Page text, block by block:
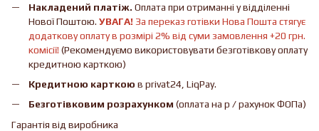
Накладений платіж. Оплата при отриманні у відділенні
Нової Поштою. УВАГА! За переказ готівки Нова Пошта стягує
додаткову оплату в розмірі 2% від суми замовлення +20 грн.
комісії! (Рекомендуємо використовувати безготівкову оплату
кредитною карткою)
Кредитною карткою в privat24, LiqPay.
Безготівковим розрахунком (оплата на р / рахунок ФОПа)
Гарантія від виробника